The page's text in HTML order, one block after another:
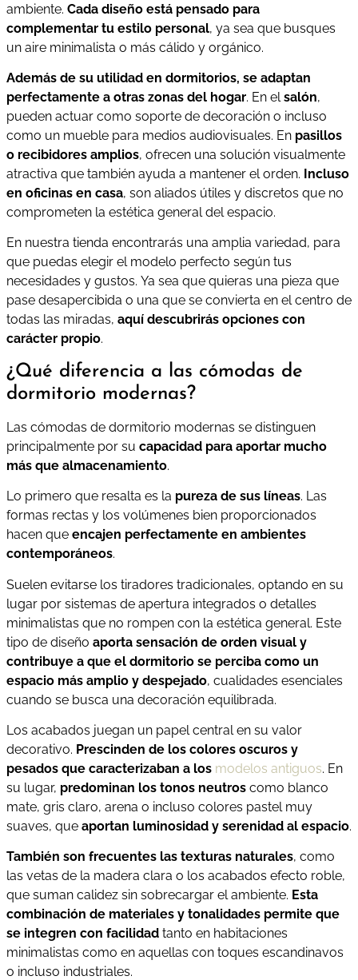
ambiente. Cada diseño está pensado para
complementar tu estilo personal, ya sea que busques
un aire minimalista o más cálido y orgánico.
Además de su utilidad en dormitorios, se adaptan
perfectamente a otras zonas del hogar. En elsalón,
pueden actuar como soporte de decoración o incluso
como un mueble para medios audiovisuales. En pasillos
o recibidores amplios, ofrecen una solución visualmente
atractiva que también ayuda a mantener el orden. Incluso
en oficinas en casa, son aliados útiles y discretos que no
comprometen la estética general del espacio.
En nuestra tienda encontrarás una amplia variedad, para
que puedas elegir el modelo perfecto según tus
necesidades y gustos. Ya sea que quieras una pieza que
pase desapercibida o una que se convierta en el centro de
todas las miradas, aquí descubrirás opciones con
carácter propio.
¿Qué diferencia a las cómodas de
dormitorio modernas?
Las cómodas de dormitorio modernas se distinguen
principalmente por su capacidad para aportar mucho
más que almacenamiento.
Lo primero que resalta es la pureza de sus líneas. Las
formas rectas y los volúmenes bien proporcionados
hacen que encajen perfectamente en ambientes
contemporáneos.
Suelen evitarse los tiradores tradicionales, optando en su
lugar por sistemas de apertura integrados o detalles
minimalistas que no rompen con la estética general. Este
tipo de diseño aporta sensación de orden visual y
contribuye a que el dormitorio se perciba como un
espacio más amplio y despejado, cualidades esenciales
cuando se busca una decoración equilibrada.
Los acabados juegan un papel central en su valor
decorativo. Prescinden de los colores oscuros y
pesados que caracterizaban a los modelos antiguos. En
su lugar, predominan los tonos neutros como blanco
mate, gris claro, arena o incluso colores pastel muy
suaves, que aportan luminosidad y serenidad al espacio.
También son frecuentes las texturas naturales, como
las vetas de la madera clara o los acabados efecto roble,
que suman calidez sin sobrecargar el ambiente. Esta
combinación de materiales y tonalidades permite que
se integren con facilidad tanto en habitaciones
minimalistas como en aquellas con toques escandinavos
o incluso industriales.